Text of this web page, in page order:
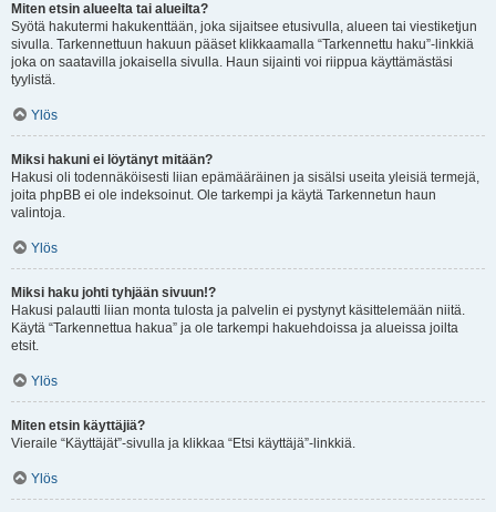
Miten etsin alueelta tai alueilta?
Syötä hakutermi hakukenttään, joka sijaitsee etusivulla, alueen tai viestiketjun
sivulla. Tarkennettuun hakuun pääset klikkaamalla “Tarkennettu haku”-linkkiä
joka on saatavilla jokaisella sivulla. Haun sijainti voi riippua käyttämästäsi
tyylistä.
Ylös
Miksi hakuni ei löytänyt mitään?
Hakusi oli todennäköisesti liian epämääräinen ja sisälsi useita yleisiä termejä,
joita phpBB ei ole indeksoinut. Ole tarkempi ja käytä Tarkennetun haun
valintoja.
Ylös
Miksi haku johti tyhjään sivuun!?
Hakusi palautti liian monta tulosta ja palvelin ei pystynyt käsittelemään niitä.
Käytä “Tarkennettua hakua” ja ole tarkempi hakuehdoissa ja alueissa joilta
etsit.
Ylös
Miten etsin käyttäjiä?
Vieraile “Käyttäjät”-sivulla ja klikkaa “Etsi käyttäjä”-linkkiä.
Ylös